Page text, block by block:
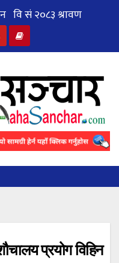
प्रयोग विहिन